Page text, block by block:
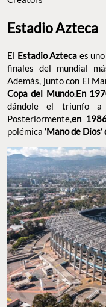
Estadio Azteca
El Estadio Azteca es
finales del mundial
Además, junto con El
Copa del Mundo.En
dándole el triunfo
Posteriormente,en
polémica ‘Mano de